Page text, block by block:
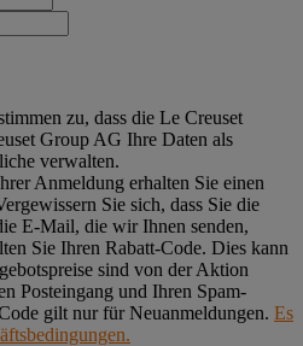
zu, dass die Le Creuset
Group AG Ihre Daten als
verwalten.
Anmeldung erhalten Sie einen
Sie sich, dass Sie die
E-Mail, die wir Ihnen senden,
Sie Ihren Rabatt-Code. Dies kann
sind von der Aktion
Posteingang und Ihren Spam-
gilt nur für Neuanmeldungen. Es